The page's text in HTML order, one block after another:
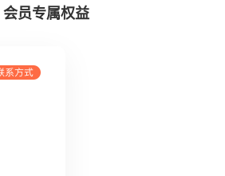
会员专属权益